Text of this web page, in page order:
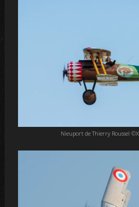
Nieuport de Thierry Roussel